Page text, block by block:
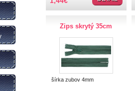
Zips skrytý 35cm
šírka zubov 4mm